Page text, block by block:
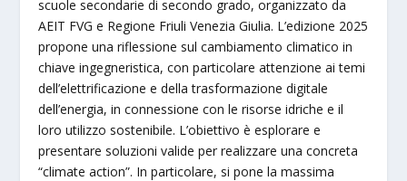
scuole secondarie di secondo grado, organizzato da
AEIT FVG e Regione Friuli Venezia Giulia. L’edizione 2025
propone una riflessione sul cambiamento climatico in
chiave ingegneristica, con particolare attenzione ai temi
dell’elettrificazione e della trasformazione digitale
dell’energia, in connessione con le risorse idriche e il
loro utilizzo sostenibile. L’obiettivo è esplorare e
presentare soluzioni valide per realizzare una concreta
“climate action”. In particolare, si pone la massima